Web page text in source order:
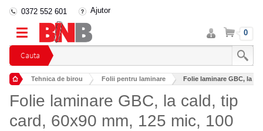
Cauta
0372 552 601 Ajutor
Intra
in
cont
Cos 0
Tehnica de birou Folii pentru laminare Folie laminare GBC, la
Folie laminare GBC, la cald, tip
card, 60x90 mm, 125 mic, 100